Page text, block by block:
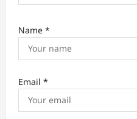
Name *
Email *